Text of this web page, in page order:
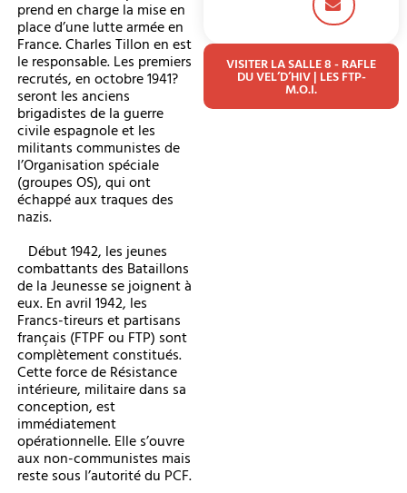
prend en charge la mise en
place d’une lutte armée en
France. Charles Tillon en est
le responsable. Les premiers
recrutés, en octobre 1941?
seront les anciens
brigadistes de la guerre
civile espagnole et les
militants communistes de
l’Organisation spéciale
(groupes OS), qui ont
échappé aux traques des
nazis.
Début 1942, les jeunes
combattants des Bataillons
de la Jeunesse se joignent à
eux. En avril 1942, les
Francs-tireurs et partisans
français (FTPF ou FTP) sont
complètement constitués.
Cette force de Résistance
intérieure, militaire dans sa
conception, est
immédiatement
opérationnelle. Elle s’ouvre
aux non-communistes mais
reste sous l’autorité du PCF.
VISITER LA SALLE 8 - RAFLE
DU VEL’D’HIV | LES FTP-
M.O.I.